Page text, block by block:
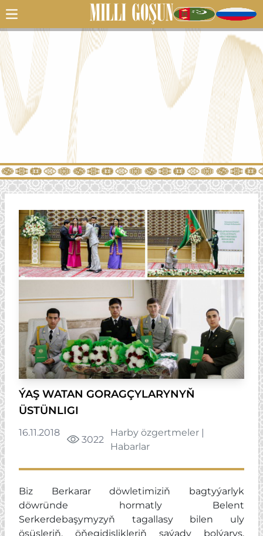
ÝAŞ WATAN GORAGÇYLARYNYŇ
ÜSTÜNLIGI
16.11.2018
3022
Harby özgertmeler
Habarlar
Biz Berkarar döwletimiziň bagtyýarlyk
döwründe hormatly Belent
Serkerdebaşymyzyň tagallasy bilen uly
ösüşleriň, öňegidişlikleriň şaýady bolýarys.